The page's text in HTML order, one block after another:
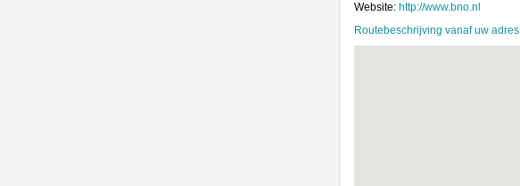
Website: http://www.bno.nl
Routebeschrijving vanaf uw adres